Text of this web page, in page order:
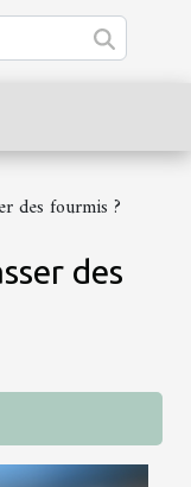
des fourmis ?
des